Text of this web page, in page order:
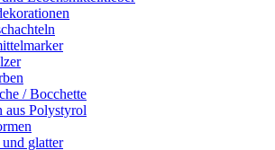
/ Bocchette
aus Polystyrol
und glatter